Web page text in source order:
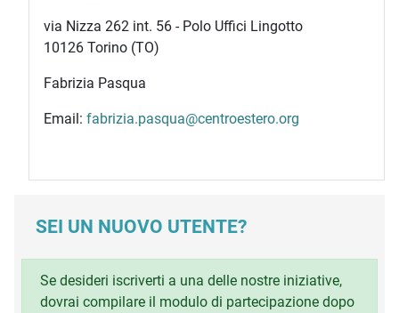
via Nizza 262 int. 56 - Polo Uffici Lingotto
10126 Torino (TO)
Fabrizia Pasqua
Email: fabrizia.pasqua@centroestero.org
SEI UN NUOVO UTENTE?
Se desideri iscriverti a una delle nostre iniziative,
dovrai compilare il modulo di partecipazione dopo